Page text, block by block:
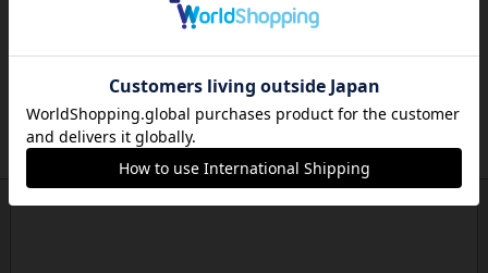
フリードマン・フリーゼ カナイセイジ
クレメンス・フランツ